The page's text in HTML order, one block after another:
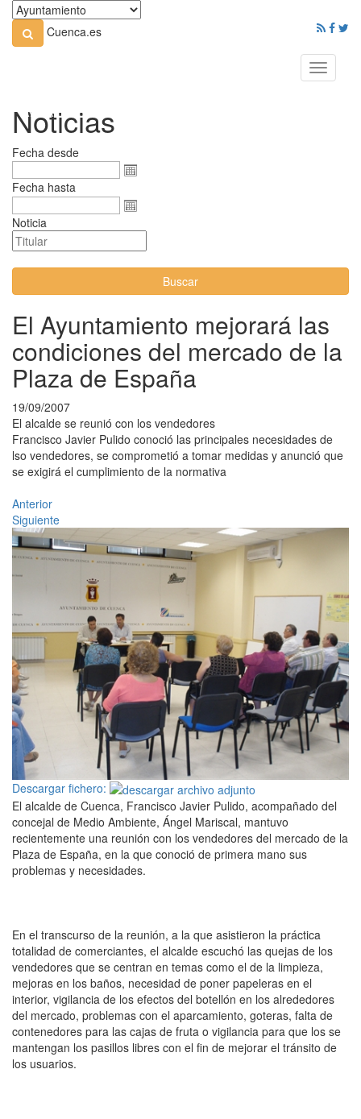
Cuenca.es
Toggle
Noticias
Fecha desde
Fecha hasta
Noticia
Buscar
El Ayuntamiento mejorará las
condiciones del mercado de la
Plaza de España
19/09/2007
El alcalde se reunió con los vendedores
Francisco Javier Pulido conoció las principales necesidades de
lso vendedores, se comprometió a tomar medidas y anunció que
se exigirá el cumplimiento de la normativa
Anterior
Siguiente
Descargar fichero:
El alcalde de Cuenca, Francisco Javier Pulido, acompañado del
concejal de Medio Ambiente, Ángel Mariscal, mantuvo
recientemente una reunión con los vendedores del mercado de la
Plaza de España, en la que conoció de primera mano sus
problemas y necesidades.
En el transcurso de la reunión, a la que asistieron la práctica
totalidad de comerciantes, el alcalde escuchó las quejas de los
vendedores que se centran en temas como el de la limpieza,
mejoras en los baños, necesidad de poner papeleras en el
interior, vigilancia de los efectos del botellón en los alrededores
del mercado, problemas con el aparcamiento, goteras, falta de
contenedores para las cajas de fruta o vigilancia para que los se
mantengan los pasillos libres con el fin de mejorar el tránsito de
los usuarios.